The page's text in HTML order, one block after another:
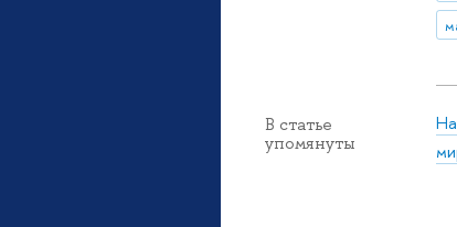
В статье
упомянуты